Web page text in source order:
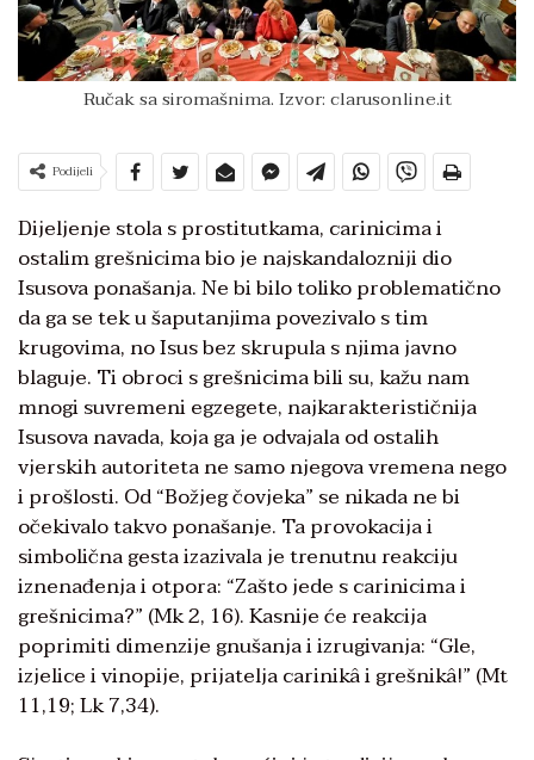
Ručak sa siromašnima. Izvor: clarusonline.it
Podijeli
Dijeljenje stola s prostitutkama, carinicima i
ostalim grešnicima bio je najskandalozniji dio
Isusova ponašanja. Ne bi bilo toliko problematično
da ga se tek u šaputanjima povezivalo s tim
krugovima, no Isus bez skrupula s njima javno
blaguje. Ti obroci s grešnicima bili su, kažu nam
mnogi suvremeni egzegete, najkarakterističnija
Isusova navada, koja ga je odvajala od ostalih
vjerskih autoriteta ne samo njegova vremena nego
i prošlosti. Od “Božjeg čovjeka” se nikada ne bi
očekivalo takvo ponašanje. Ta provokacija i
simbolična gesta izazivala je trenutnu reakciju
iznenađenja i otpora: “Zašto jede s carinicima i
grešnicima?” (Mk 2, 16). Kasnije će reakcija
poprimiti dimenzije gnušanja i izrugivanja: “Gle,
izjelice i vinopije, prijatelja carinikâ i grešnikâ!” (Mt
11,19; Lk 7,34).